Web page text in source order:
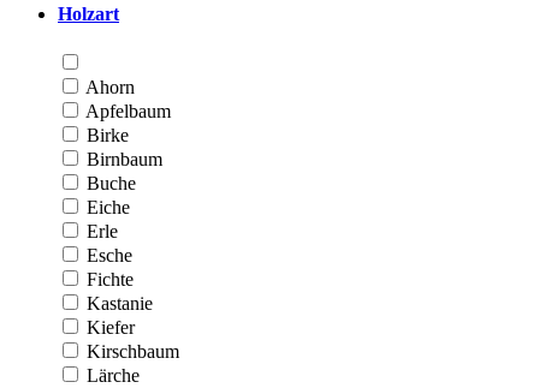
Holzart
Ahorn
Apfelbaum
Birke
Birnbaum
Buche
Eiche
Erle
Esche
Fichte
Kastanie
Kiefer
Kirschbaum
Lärche